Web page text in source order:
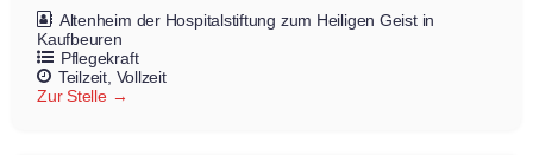
Altenheim der Hospitalstiftung zum Heiligen Geist in
Kaufbeuren
Pflegekraft
Teilzeit Vollzeit
Zur Stelle